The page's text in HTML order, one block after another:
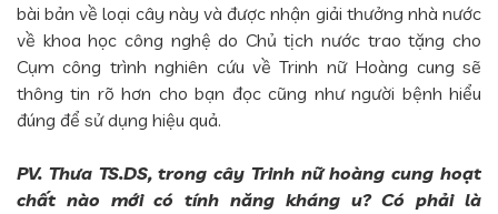
bài bản về loại cây này và được nhận giải thưởng nhà nước
về khoa học công nghệ do Chủ tịch nước trao tặng cho
Cụm công trình nghiên cứu về Trinh nữ Hoàng cung sẽ
thông tin rõ hơn cho bạn đọc cũng như người bệnh hiểu
đúng để sử dụng hiệu quả.
PV. Thưa TS.DS, trong cây Trinh nữ hoàng cung hoạt
chất nào mới có tính năng kháng u? Có phải là